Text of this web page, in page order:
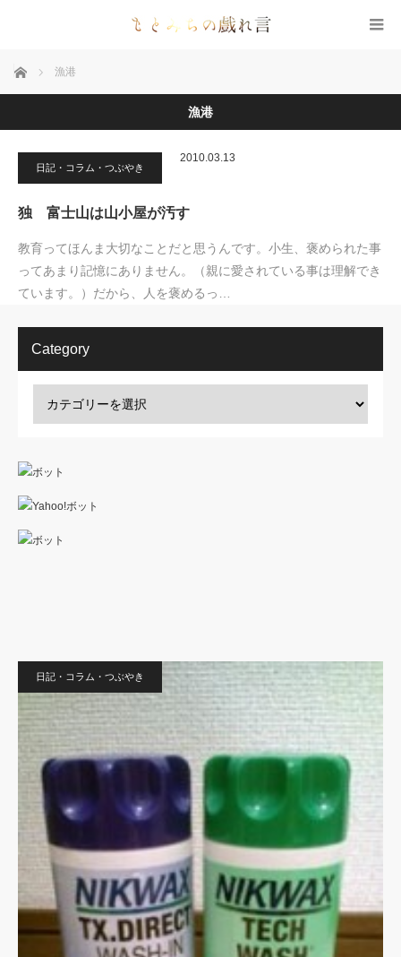
ホーム 漁港
漁港
日記・コラム・つぶやき
2010.03.13
独 富士山は山小屋が汚す
教育ってほんま大切なことだと思うんです。小生、褒められた事
ってあまり記憶にありません。（親に愛されている事は理解でき
ています。）だから、人を褒めるっ…
Category
日記・コラム・つぶやき